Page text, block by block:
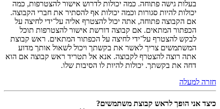
בעלות גישה פתוחה. כמה יכולות לדרוש אישור להצטרפות, כמה
יכולות להיות סגורות וכמה יכולות אף להסתיר את חברי הקבוצה.
אם הקבוצה פתוחה, אתה יכול להצטרף אליה על־ידי לחיצה על
הכפתור המתאים. אם קבוצה דורשת אישור להצטרפות תוכל
לבקש להצטרף על־ידי לחיצה על הכפתור המתאים. ראש קבוצת
המשתמשים צריך לאשר את בקשתך ויכול לשאול אותך מדוע
אתה רוצה להצטרף לקבוצה. אנא אל תטריד ראש קבוצה אם הוא
דחה את בקשתך. יכולות להיות לו הסיבות שלו.
חזרה למעלה
כיצד אני הופך לראש קבוצת משתמשים?